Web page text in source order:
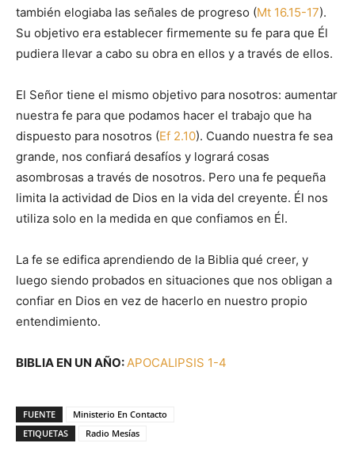
también elogiaba las señales de progreso (Mt 16.15-17).
Su objetivo era establecer firmemente su fe para que Él
pudiera llevar a cabo su obra en ellos y a través de ellos.
El Señor tiene el mismo objetivo para nosotros: aumentar
nuestra fe para que podamos hacer el trabajo que ha
dispuesto para nosotros (Ef 2.10). Cuando nuestra fe sea
grande, nos confiará desafíos y logrará cosas
asombrosas a través de nosotros. Pero una fe pequeña
limita la actividad de Dios en la vida del creyente. Él nos
utiliza solo en la medida en que confiamos en Él.
La fe se edifica aprendiendo de la Biblia qué creer, y
luego siendo probados en situaciones que nos obligan a
confiar en Dios en vez de hacerlo en nuestro propio
entendimiento.
BIBLIA EN UN AÑO:APOCALIPSIS 1-4
FUENTE
Ministerio En Contacto
ETIQUETAS
Radio Mesías